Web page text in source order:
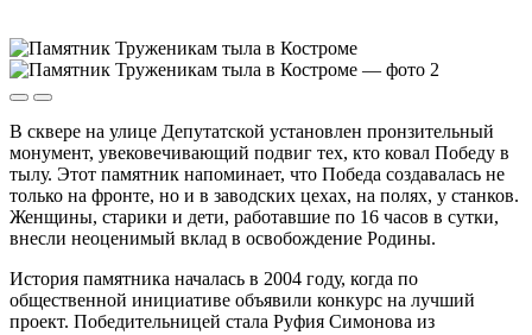
В сквере на улице Депутатской установлен пронзительный
монумент, увековечивающий подвиг тех, кто ковал Победу в
тылу. Этот памятник напоминает, что Победа создавалась не
только на фронте, но и в заводских цехах, на полях, у станков.
Женщины, старики и дети, работавшие по 16 часов в сутки,
внесли неоценимый вклад в освобождение Родины.
История памятника началась в 2004 году, когда по
общественной инициативе объявили конкурс на лучший
проект. Победительницей стала Руфия Симонова из